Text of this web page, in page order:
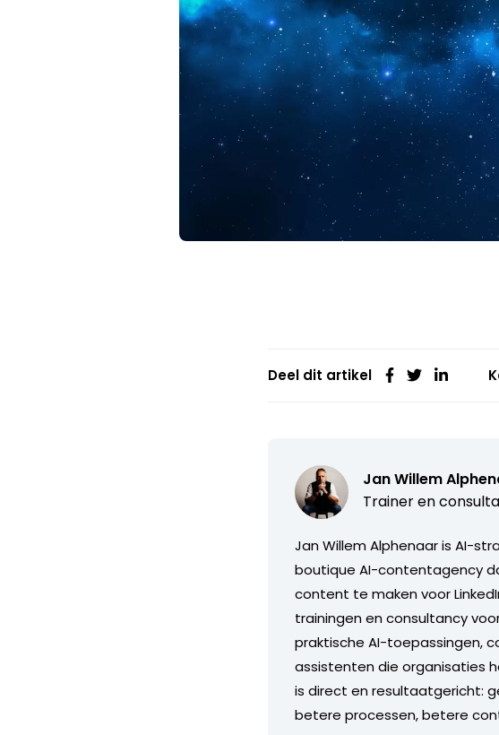
Deel dit artikel
Jan Willem
Trainer en
Jan Willem Alphenaar is AI-
boutique AI-contentagency
content te maken voor
trainingen en consultancy
praktische AI-toepassingen,
assistenten die organisaties
is direct en resultaatgericht:
betere processen, betere